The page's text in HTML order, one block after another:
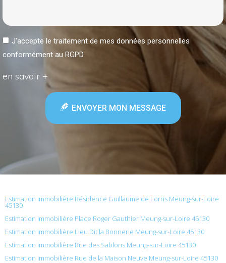
J'accepte le traitement de mes données personnelles
conformément au RGPD
en savoir +
ENVOYER MON MESSAGE
Estimation immobilière Résidence Guillaume de Lorris Meung-sur-Loire
45130
Estimation immobilière Place Roger Gauthier Meung-sur-Loire 45130
Estimation immobilière Lieu Dit la Bonnerie Meung-sur-Loire 45130
Estimation immobilière Rue des Sablons Meung-sur-Loire 45130
Estimation immobilière Rue de la Maison Neuve Meung-sur-Loire 45130